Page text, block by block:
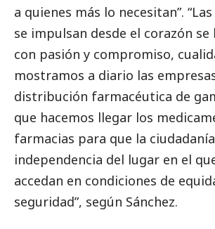
a quienes más lo necesitan”.
se impulsan desde el corazón se
con pasión y compromiso,
mostramos a diario las
distribución farmacéutica de
que hacemos llegar los
farmacias para que la
independencia del lugar en el
accedan en condiciones de
seguridad”, según Sánchez.